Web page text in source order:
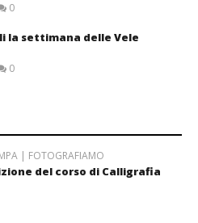
0
la settimana delle Vele
0
| FOTOGRAFIAMO
del corso di Calligrafia